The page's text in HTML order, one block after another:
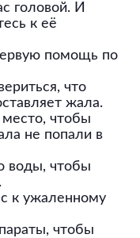
головой. И
к её
помощь по
что
жала.
чтобы
не попали в
воды, чтобы
к ужаленному
чтобы